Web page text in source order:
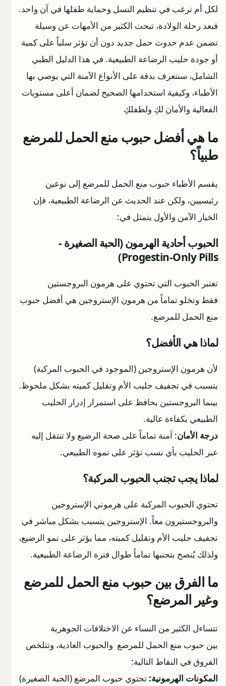
لكل أم ترغب في تنظيم النسل وحماية طفلها في آن واحد.
فبعد رحلة الولادة، تبحث الكثير من الأمهات عن وسيلة
تضمن عدم حدوث حمل جديد دون أن تؤثر سلباً على كمية
أو جودة حليب الرضاعة الطبيعية. في هذا الدليل الطبي
الشامل، سنتعرف بدقة على الأنواع الآمنة التي يوصي بها
الأطباء، وكيفية استخدامها الصحيح لضمان أعلى مستويات
الفعالية والأمان لكِ ولطفلكِ
ما هي أفضل حبوب منع الحمل للمرضع
طبياً؟
يقسم الأطباء حبوب منع الحمل للمرضع إلى نوعين
رئيسيين، ولكن عند الحديث عن الرضاعة الطبيعية، فإن
الخيار الآمن والأول يتمثل في:
الحبوب أحادية الهرمون (الحبة الصغيرة -
Progestin-Only Pills)
تعتبر الحبوب التي تحتوي على هرمون البروجستين
فقط وتخلو تماماً من هرمون الإستروجين هي أفضل حبوب
منع الحمل للمرضع.
لماذا هي الأفضل؟
لأن هرمون الإستروجين (الموجود في الحبوب المركبة)
يتسبب في تجفيف حليب الأم وتقليل كميته بشكل ملحوظ.
بينما البروجستين يحافظ على استمرار إدرار الحليب
الطبيعي بكفاءة عالية.
درجة الأمان: آمنة تماماً على صحة الرضيع ولا تنتقل إليه
عبر الحليب بأي نسب تؤثر على نموه الطبيعي.
لماذا يجب تجنب الحبوب المركبة؟
تحتوي الحبوب المركبة على هرموني الإستروجين
والبروجستيرون معاً. الإستروجين يتسبب بشكل مباشر في
تجفيف حليب الأم وتقليل كميته، مما يؤثر على نمو الرضيع،
ولذلك يُنصح بتجنبها تماماً طوال فترة الرضاعة الطبيعية.
ما الفرق بين حبوب منع الحمل للمرضع
وغير المرضع؟
تتساءل الكثير من النساء عن الاختلافات الجوهرية
بين حبوب منع الحمل للمرضع والحبوب العادية، وتتلخص
الفروق في النقاط التالية:
المكونات الهرمونية: تحتوي حبوب المرضع (الحبة الصغيرة)